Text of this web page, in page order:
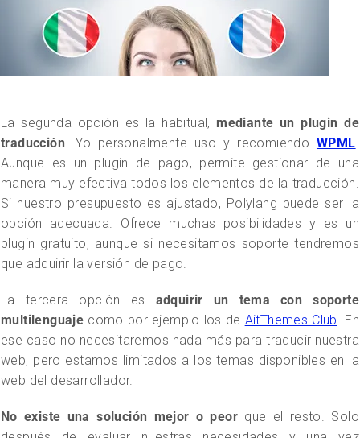
La segunda opción es la habitual, mediante un plugin de
traducción. Yo personalmente uso y recomiendo WPML.
Aunque es un plugin de pago, permite gestionar de una
manera muy efectiva todos los elementos de la traducción.
Si nuestro presupuesto es ajustado, Polylang puede ser la
opción adecuada. Ofrece muchas posibilidades y es un
plugin gratuito, aunque si necesitamos soporte tendremos
que adquirir la versión de pago.
La tercera opción es adquirir un tema con soporte
multilenguaje como por ejemplo los de AitThemes Club. En
ese caso no necesitaremos nada más para traducir nuestra
web, pero estamos limitados a los temas disponibles en la
web del desarrollador.
No existe una solución mejor o peor que el resto. Solo